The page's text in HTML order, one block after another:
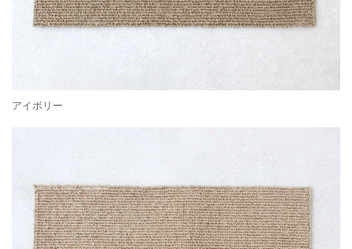
アイボリー